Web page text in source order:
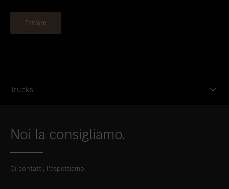
Trucks
Noi la consigliamo.
Ci contatti, l’aspettiamo.